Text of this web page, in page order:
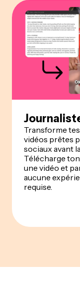
Transforme
vidéos prêtes
sociaux avant
Télécharge
une vidéo et
aucune
requise.